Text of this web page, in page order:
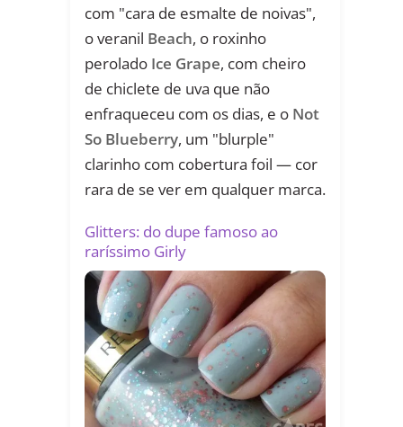
com "cara de esmalte de noivas",
o veranil Beach, o roxinho
perolado Ice Grape, com cheiro
de chiclete de uva que não
enfraqueceu com os dias, e o Not
So Blueberry, um "blurple"
clarinho com cobertura foil — cor
rara de se ver em qualquer marca.
Glitters: do dupe famoso ao
raríssimo Girly